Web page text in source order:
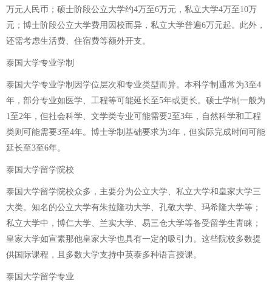
万元人民币；硕士阶段公立大学约4万至6万元，私立大学4万至10万
元；博士阶段公立大学费用因校而异，私立大学普遍6万元起。此外，
还需考虑生活费、住宿费等额外开支。
泰国大学专业学制
泰国大学专业学制因学位层次和专业类型而异。本科学制通常为3至4
年，部分专业如医学、工程等可能延长至5年或更长。硕士学制一般为
1至2年，但社会科学、文学类专业可能需要2至3年，自然科学和工程
类则可能需要3至4年。博士学制基础要求为3年，但实际完成时间可能
延长至3至6年。
泰国大学留学院校
泰国大学留学院校众多，主要分为公立大学、私立大学和皇家大学三
大类。知名的公立大学有朱拉隆功大学、孔敬大学、玛希隆大学等；
私立大学中，博仁大学、兰实大学、易三仓大学等备受留学生青睐；
皇家大学如宣素那他皇家大学也具有一定的吸引力。这些院校多数提
供国际课程，且多数大学支持中英泰多种语言授课。
泰国大学留学专业